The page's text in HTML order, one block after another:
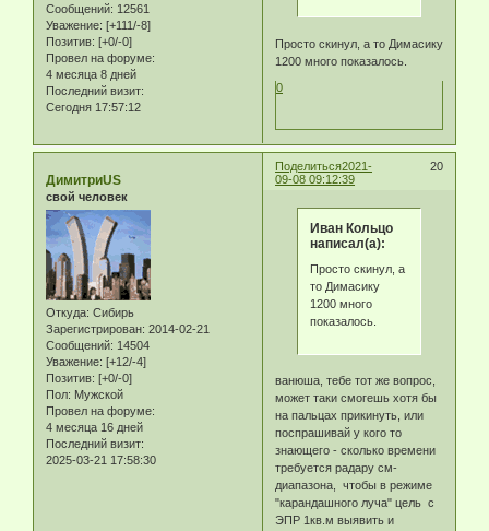
Сообщений: 12561
Уважение: [+111/-8]
Позитив: [+0/-0]
Провел на форуме:
4 месяца 8 дней
Последний визит:
Сегодня 17:57:12
Просто скинул, а то Димасику
1200 много показалось.
0
Поделиться 20
2021-
09-08 09:12:39
ДимитриUS
свой человек
Откуда: Сибирь
Зарегистрирован: 2014-02-21
Сообщений: 14504
Уважение: [+12/-4]
Позитив: [+0/-0]
Пол: Мужской
Провел на форуме:
4 месяца 16 дней
Последний визит:
2025-03-21 17:58:30
Иван Кольцо
написал(а):
Просто скинул, а
то Димасику
1200 много
показалось.
ванюша, тебе тот же вопрос,
может таки смогешь хотя бы
на пальцах прикинуть, или
поспрашивай у кого то
знающего - сколько времени
требуется радару см-
диапазона, чтобы в режиме
"карандашного луча" цель с
ЭПР 1кв.м выявить и